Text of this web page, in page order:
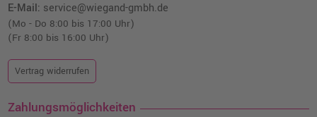
E-Mail: service@wiegand-gmbh.de
(Mo - Do 8:00 bis 17:00 Uhr)
(Fr 8:00 bis 16:00 Uhr)
Vertrag widerrufen
Zahlungsmöglichkeiten